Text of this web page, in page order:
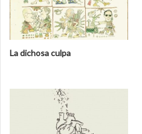
La dichosa culpa